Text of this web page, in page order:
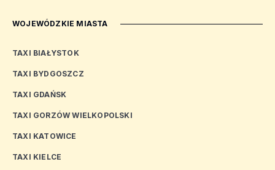
WOJEWÓDZKIE MIASTA
TAXI BIAŁYSTOK
TAXI BYDGOSZCZ
TAXI GDAŃSK
TAXI GORZÓW WIELKOPOLSKI
TAXI KATOWICE
TAXI KIELCE